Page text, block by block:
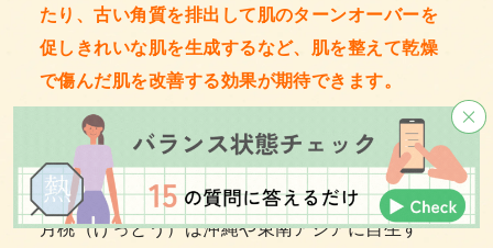
たり、古い角質を排出して肌のターンオーバーを
促しきれいな肌を生成するなど、肌を整えて乾燥
で傷んだ肌を改善する効果が期待できます。
月桃葉
月桃（げっとう）は沖縄や東南アジアに自生す